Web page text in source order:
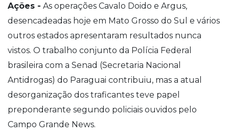
Ações - As operações Cavalo Doido e Argus,
desencadeadas hoje em Mato Grosso do Sul e vários
outros estados apresentaram resultados nunca
vistos. O trabalho conjunto da Polícia Federal
brasileira com a Senad (Secretaria Nacional
Antidrogas) do Paraguai contribuiu, mas a atual
desorganização dos traficantes teve papel
preponderante segundo policiais ouvidos pelo
Campo Grande News.